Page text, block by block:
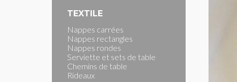
TEXTILE
Nappes carrées
Nappes rectangles
Nappes rondes
Serviette et sets de table
Chemins de table
Rideaux